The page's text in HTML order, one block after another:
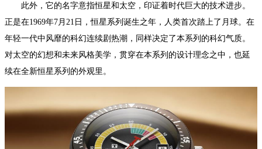
此外，它的名字意指恒星和太空，印证着时代巨大的技术进步。
正是在1969年7月21日，恒星系列诞生之年，人类首次踏上了月球。在
年轻一代中风靡的科幻连续剧热潮，同样决定了本系列的科幻气质。
对太空的幻想和未来风格美学，贯穿在本系列的设计理念之中，也延
续在全新恒星系列的外观里。